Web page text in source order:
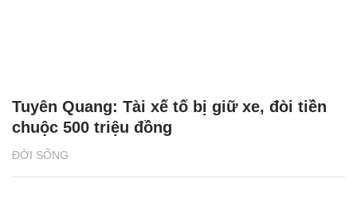
ĐỜI SỐNG
Tuyên Quang: Tài xế tố bị giữ xe, đòi tiền
chuộc 500 triệu đồng